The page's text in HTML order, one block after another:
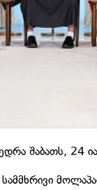
შაბათს, 24